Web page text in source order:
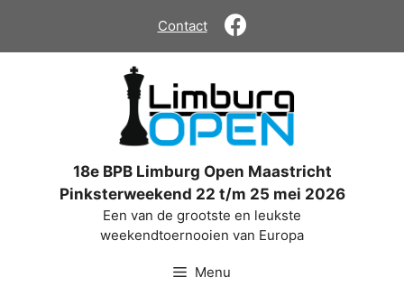
de
Contact
18e BPB Limburg Open Maastricht
Pinksterweekend 22 t/m 25 mei 2026
Een van de grootste en leukste
weekendtoernooien van Europa
Menu